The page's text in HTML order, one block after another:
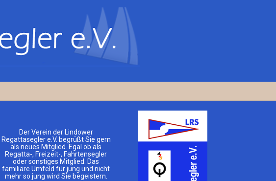
Der Verein der Lindower
Regattasegler e.V. begrüßt Sie gern
als neues Mitglied. Egal ob als
Regatta-, Freizeit-, Fahrtensegler
oder sonstiges Mitglied. Das
familiäre Umfeld für jung und nicht
mehr so jung wird Sie begeistern.